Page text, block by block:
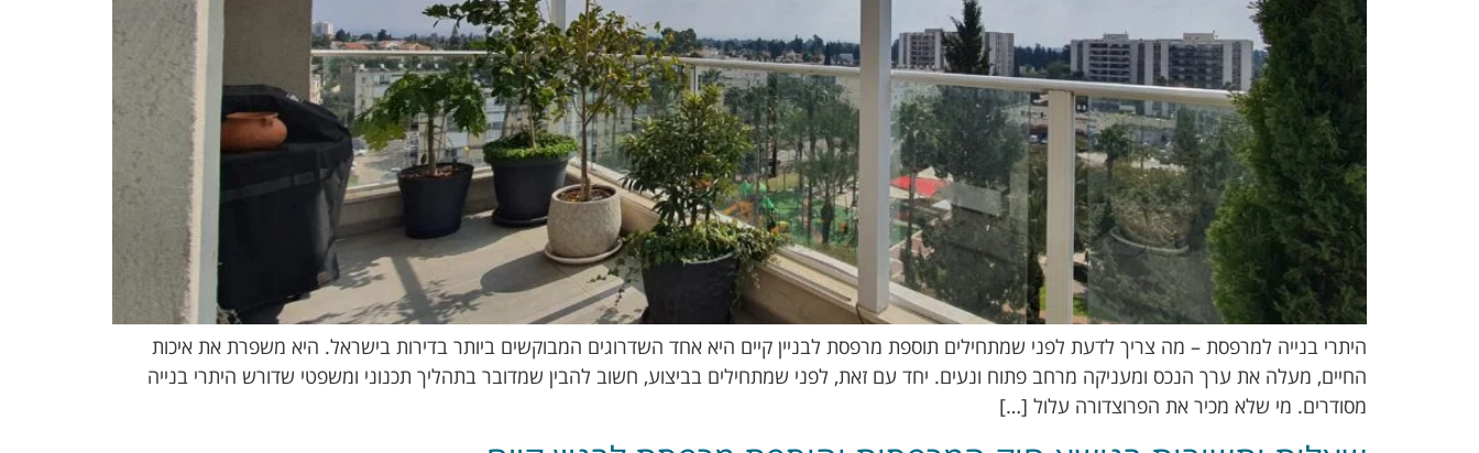
היתרי בנייה למרפסת – מה צריך לדעת לפני שמתחילים תוספת מרפסת לבניין קיים היא אחד השדרוגים המבוקשים ביותר בדירות בישראל. היא משפרת את איכות
החיים, מעלה את ערך הנכס ומעניקה מרחב פתוח ונעים. יחד עם זאת, לפני שמתחילים בביצוע, חשוב להבין שמדובר בתהליך תכנוני ומשפטי שדורש היתרי בנייה
מסודרים. מי שלא מכיר את הפרוצדורה עלול […]